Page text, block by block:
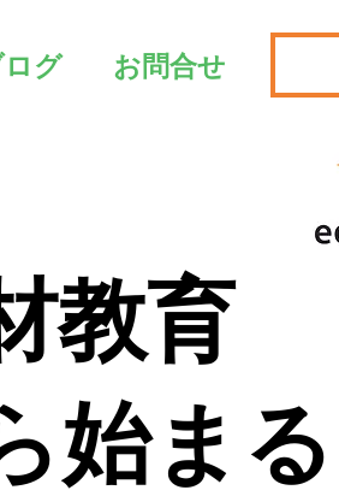
グ お問合せ
教育
始まる